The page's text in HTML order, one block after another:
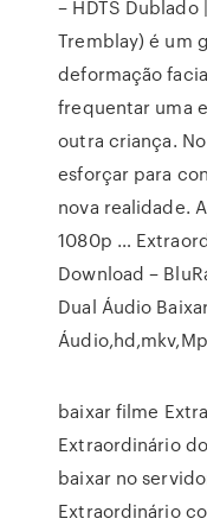
– HDTS
Tremblay) é um
deformação
frequentar uma
outra criança.
esforçar para
nova realidade.
1080p …
Download –
Dual Áudio
baixar filme
Extraordinário
baixar no
Extraordinário